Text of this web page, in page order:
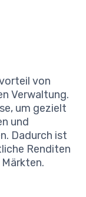
von
Verwaltung.
um gezielt
und
Dadurch ist
Renditen